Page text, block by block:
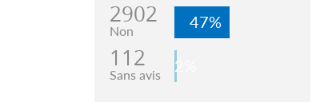
2902
Non 47%
112
Sans avis 2%